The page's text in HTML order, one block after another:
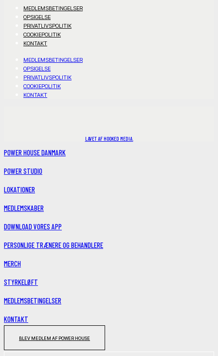
MEDLEMSBETINGELSER
OPSIGELSE
PRIVATLIVSPOLITIK
COOKIEPOLITIK
KONTAKT
MEDLEMSBETINGELSER
OPSIGELSE
PRIVATLIVSPOLITIK
COOKIEPOLITIK
KONTAKT
LAVET AF HOOKED MEDIA.
POWER HOUSE DANMARK
POWER STUDIO
LOKATIONER
MEDLEMSKABER
DOWNLOAD VORES APP
PERSONLIGE TRÆNERE OG BEHANDLERE
MERCH
STYRKELØFT
MEDLEMSBETINGELSER
KONTAKT
BLEV MEDLEM AF POWER HOUSE